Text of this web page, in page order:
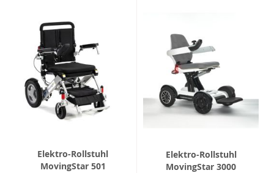
Elektro-Rollstuhl
MovingStar 501
Elektro-Rollstuhl
MovingStar 3000